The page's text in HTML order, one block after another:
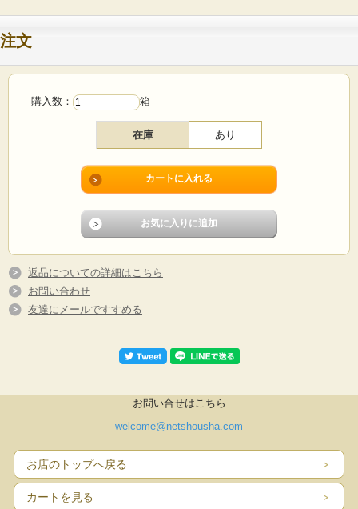
注文
購入数： 箱
在庫 あり
返品についての詳細はこちら
お問い合わせ
友達にメールですすめる
お問い合せはこちら
welcome@netshousha.com
お店のトップへ戻る
カートを見る